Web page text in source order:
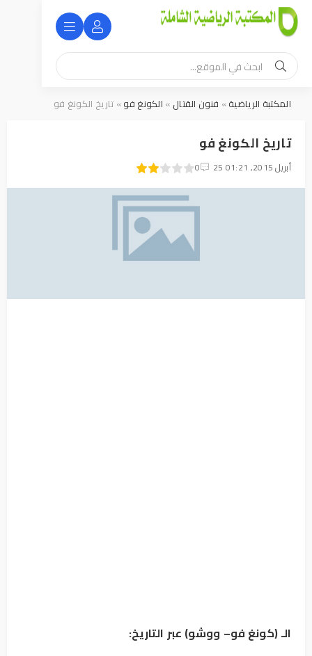
المكتبة الرياضية» فنون القتال » الكونغ فو» تاريخ الكونغ فو
تاريخ الكونغ فو
25 أبريل 2015, 01:21 0 40
1
2
3
4
5
الـ (كونغ فو– ووشو) عبر التاريخ: